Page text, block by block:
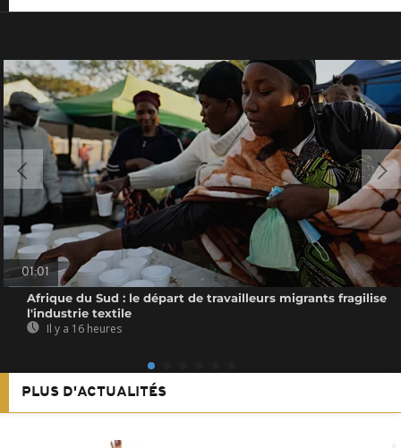
01:01
Afrique du Sud : le départ de travailleurs migrants fragilise
l'industrie textile
Il y a 16 heures
PLUS D'ACTUALITÉS